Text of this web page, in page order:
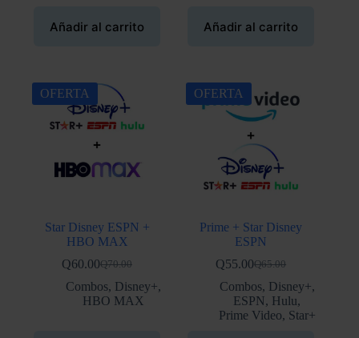
Añadir al carrito Añadir al carrito
OFERTA
Star Disney ESPN +
HBO MAX
Q70.00
El
precio
original
Q60.00El
precio
actual
Combos, Disney+,
HBO MAX
OFERTA
Prime + Star Disney
ESPN
Q65.00
El
precio
original
era:
Q55.00El
precio
actual
es:
Combos, Disney+,
ESPN, Hulu,
Prime Video, Star+